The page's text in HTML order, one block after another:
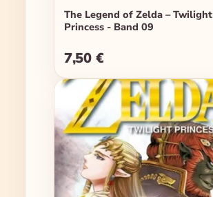
The Legend of Zelda – Twilight
Princess - Band 09
Regulärer Preis:
7,50 €